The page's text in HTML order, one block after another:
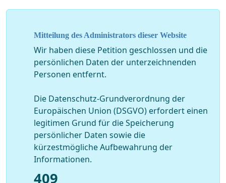
Mitteilung des Administrators dieser Website
Wir haben diese Petition geschlossen und die
persönlichen Daten der unterzeichnenden
Personen entfernt.
Die Datenschutz-Grundverordnung der
Europäischen Union (DSGVO) erfordert einen
legitimen Grund für die Speicherung
persönlicher Daten sowie die
kürzestmögliche Aufbewahrung der
Informationen.
409